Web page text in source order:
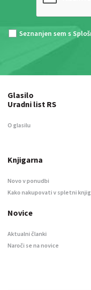
Seznanjen sem s
Glasilo
Uradni list RS
O glasilu
Knjigarna
Novo v ponudbi
Kako nakupovati v spletni
Novice
Aktualni članki
Naroči se na novice